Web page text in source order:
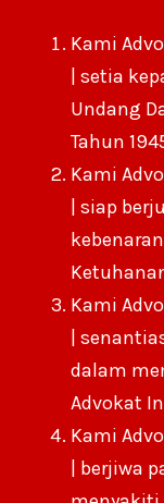
Kami
| setia
Undang
Tahun
Kami
| siap
Kami
|
dalam
Advokat
Kami
| berjiwa